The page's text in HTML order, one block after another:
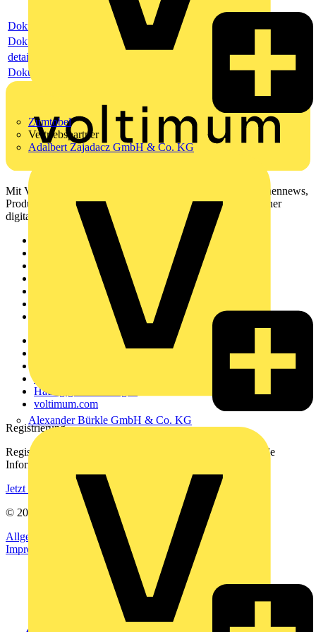
Zumtobel
Vertriebspartner
Adalbert Zajadacz GmbH & Co. KG
Alexander Bürkle GmbH & Co. KG
Dokument
Dokument
detail
Dokument
Mit Voltimum erhalten Elektrofachkräfte Zugang zu Branchennews,
Produktinformationen, Schulungen und Tools – alles auf einer
digitalen Plattform und Community.
Häufig gestellte Fragen
voltimum.com
Registrierung
Registrieren Sie sich kostenlos und erhalten Sie stets aktuelle
Informationen aus der Elektroindustrie.
Jetzt registrieren
© 2002-
Voltimum
Allgemeine Geschäftsbedingungen
Datenschutzerklärung
Impressum